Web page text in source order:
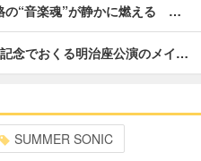
“音楽魂”が静かに燃える …
念でおくる明治座公演のメイ…
SUMMER SONIC